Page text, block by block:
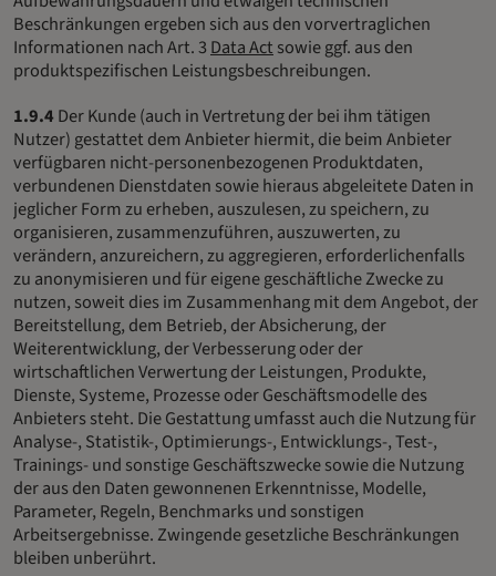
Beschränkungen ergeben sich aus den vorvertraglichen
Informationen nach Art. 3Data Actsowie ggf. aus den
produktspezifischen Leistungsbeschreibungen.
1.9.4 Der Kunde (auch in Vertretung der bei ihm tätigen
Nutzer) gestattet dem Anbieter hiermit, die beim Anbieter
verfügbaren nicht-personenbezogenen Produktdaten,
verbundenen Dienstdaten sowie hieraus abgeleitete Daten in
jeglicher Form zu erheben, auszulesen, zu speichern, zu
organisieren, zusammenzuführen, auszuwerten, zu
verändern, anzureichern, zu aggregieren, erforderlichenfalls
zu anonymisieren und für eigene geschäftliche Zwecke zu
nutzen, soweit dies im Zusammenhang mit dem Angebot, der
Bereitstellung, dem Betrieb, der Absicherung, der
Weiterentwicklung, der Verbesserung oder der
wirtschaftlichen Verwertung der Leistungen, Produkte,
Dienste, Systeme, Prozesse oder Geschäftsmodelle des
Anbieters steht. Die Gestattung umfasst auch die Nutzung für
Analyse-, Statistik-, Optimierungs-, Entwicklungs-, Test-,
Trainings- und sonstige Geschäftszwecke sowie die Nutzung
der aus den Daten gewonnenen Erkenntnisse, Modelle,
Parameter, Regeln, Benchmarks und sonstigen
Arbeitsergebnisse. Zwingende gesetzliche Beschränkungen
bleiben unberührt.